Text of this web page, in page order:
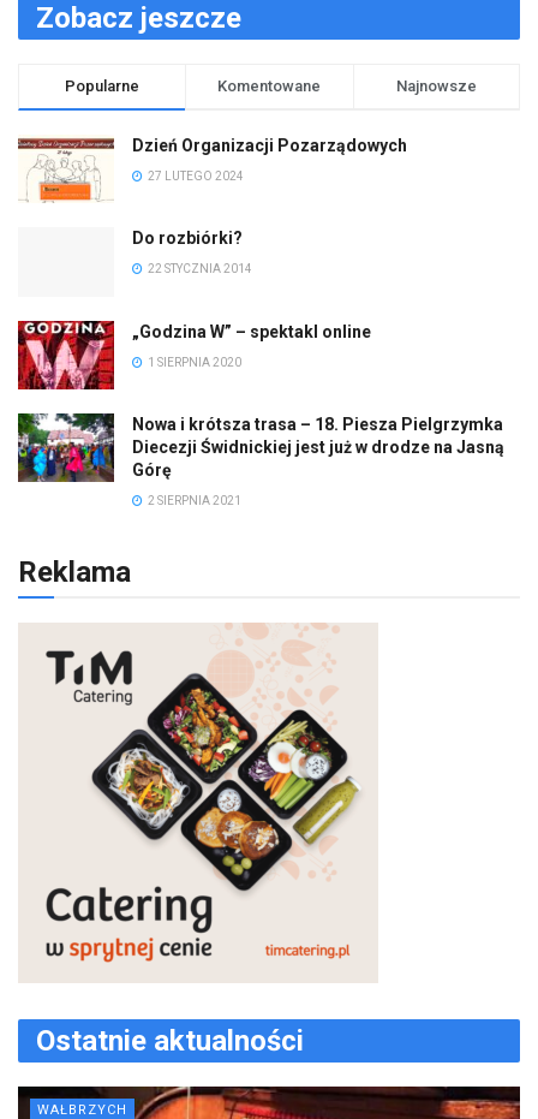
Zobacz jeszcze
Popularne Komentowane Najnowsze
Dzień Organizacji Pozarządowych
27 LUTEGO 2024
Do rozbiórki?
22 STYCZNIA 2014
„Godzina W” – spektakl online
1 SIERPNIA 2020
Nowa i krótsza trasa – 18. Piesza Pielgrzymka
Diecezji Świdnickiej jest już w drodze na Jasną
Górę
2 SIERPNIA 2021
Reklama
Ostatnie aktualności
WAŁBRZYCH